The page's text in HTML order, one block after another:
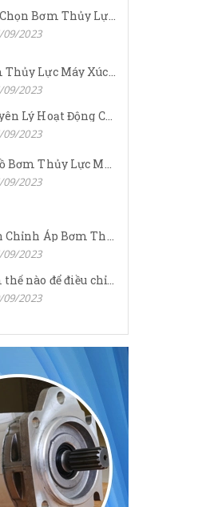
Lựa Chọn Bơm Thủy Lực Komatsu Đúng
2023
Bơm Thủy Lực Máy Xúc Komatsu Bị Hỏng: Nguyên Nhân Và Cách Khắc Phục
2023
Nguyên Lý Hoạt Động Của Bơm Thủy Lực Komatsu
2023
2023
2023
Làm thế nào để điều chỉnh áp suất đầu ra của bơm thủy lực?
2023